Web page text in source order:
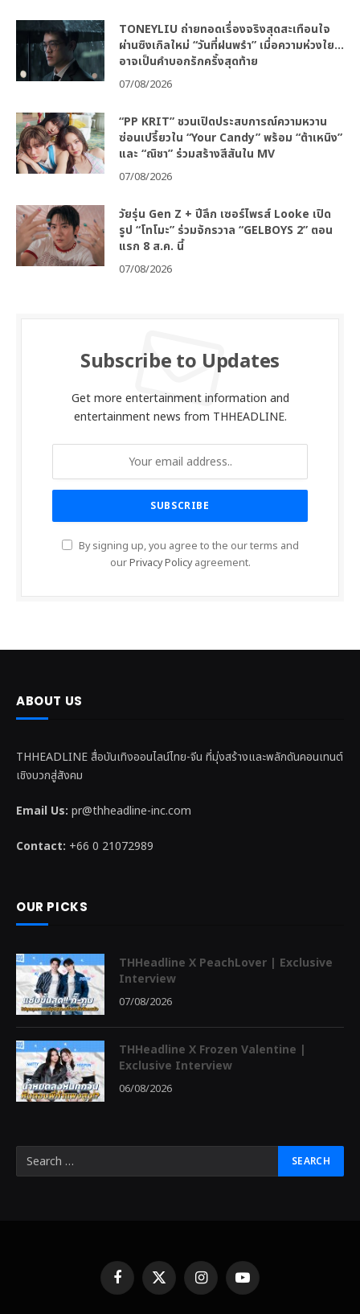
TONEYLIU ถ่ายทอดเรื่องจริงสุดสะเทือนใจ
ผ่านซิงเกิลใหม่ “วันที่ฝนพรำ” เมื่อความห่วงใย…
อาจเป็นคำบอกรักครั้งสุดท้าย
07/08/2026
“PP KRIT” ชวนเปิดประสบการณ์ความหวาน
ซ่อนเปรี้ยวใน “Your Candy” พร้อม “ต้าเหนิง”
และ “ณิชา” ร่วมสร้างสีสันใน MV
07/08/2026
วัยรุ่น Gen Z + ปีลึก เซอร์ไพรส์ Looke เปิด
รูป “โทโมะ” ร่วมจักรวาล “GELBOYS 2” ตอน
แรก 8 ส.ค. นี้
07/08/2026
Subscribe to Updates
Get more entertainment information and
entertainment news from THHEADLINE.
By signing up, you agree to the our terms and
ourPrivacy Policyagreement.
ABOUT US
THHEADLINE สื่อบันเทิงออนไลน์ไทย-จีน ที่มุ่งสร้างและพลักดันคอนเทนต์
เชิงบวกสู่สังคม
Email Us: pr@thheadline-inc.com
Contact: +66 0 21072989
OUR PICKS
THHeadline X PeachLover | Exclusive
Interview
07/08/2026
THHeadline X Frozen Valentine |
Exclusive Interview
06/08/2026
FacebookX
(Twitter)
InstagramYouTube